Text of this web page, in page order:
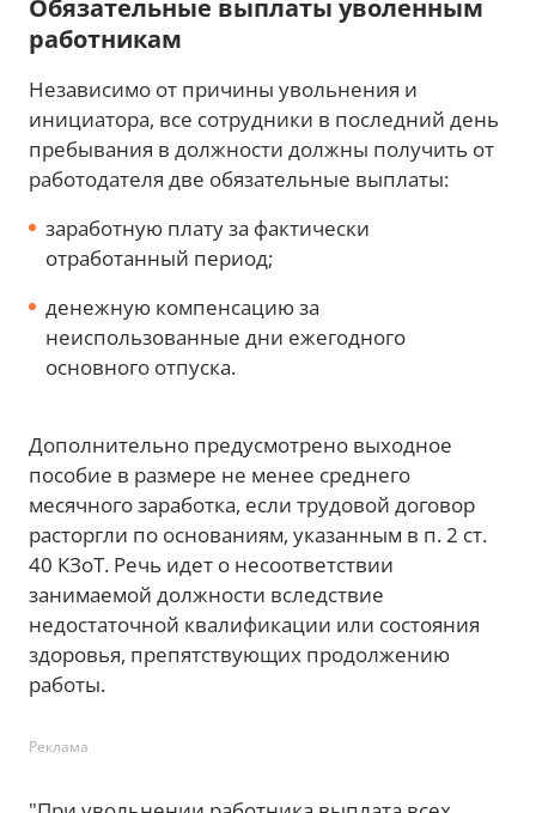
Обязательные выплаты уволенным
работникам
Независимо от причины увольнения и
инициатора, все сотрудники в последний день
пребывания в должности должны получить от
работодателя две обязательные выплаты:
заработную плату за фактически
отработанный период;
денежную компенсацию за
неиспользованные дни ежегодного
основного отпуска.
Дополнительно предусмотрено выходное
пособие в размере не менее среднего
месячного заработка, если трудовой договор
расторгли по основаниям, указанным в п. 2 ст.
40 КЗоТ. Речь идет о несоответствии
занимаемой должности вследствие
недостаточной квалификации или состояния
здоровья, препятствующих продолжению
работы.
Реклама